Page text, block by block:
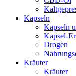
Kapseln
Kapseln
Kapsel-
Drogen
Kräuter
Kräuter